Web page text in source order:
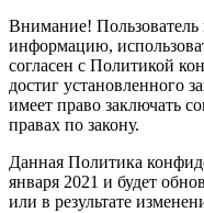
Внимание! Пользователь
информацию,
согласен с Политикой
достиг установленного
имеет право заключать
правах по закону.
Данная Политика
января 2021 и будет
или в результате